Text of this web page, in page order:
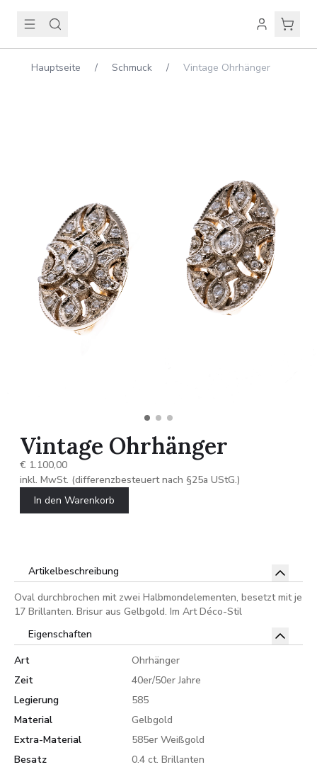
Hauptseite / Schmuck / Vintage Ohrhänger
Vintage Ohrhänger
€ 1.100,00
inkl. MwSt. (differenzbesteuert nach §25a UStG.)
In den Warenkorb
Artikelbeschreibung
Oval durchbrochen mit zwei Halbmondelementen, besetzt mit je
17 Brillanten. Brisur aus Gelbgold. Im Art Déco-Stil
Eigenschaften
Art
Ohrhänger
Zeit
40er/50er Jahre
Legierung
585
Material
Gelbgold
Extra-Material
585er Weißgold
Besatz
0.4 ct. Brillanten